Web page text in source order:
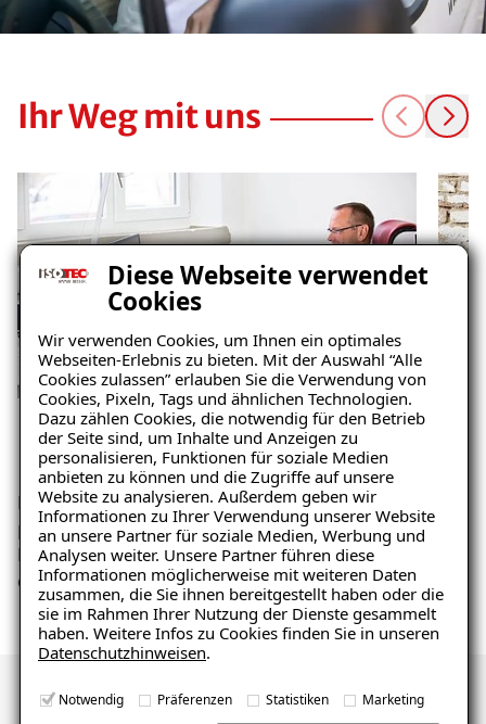
Diese Webseite verwendet
Cookies
Wir verwenden Cookies, um Ihnen ein optimales
Webseiten-Erlebnis zu bieten. Mit der Auswahl “Alle
Cookies zulassen” erlauben Sie die Verwendung von
Cookies, Pixeln, Tags und ähnlichen Technologien.
Dazu zählen Cookies, die notwendig für den Betrieb
der Seite sind, um Inhalte und Anzeigen zu
personalisieren, Funktionen für soziale Medien
anbieten zu können und die Zugriffe auf unsere
Website zu analysieren. Außerdem geben wir
Informationen zu Ihrer Verwendung unserer Website
an unsere Partner für soziale Medien, Werbung und
Analysen weiter. Unsere Partner führen diese
Informationen möglicherweise mit weiteren Daten
zusammen, die Sie ihnen bereitgestellt haben oder die
sie im Rahmen Ihrer Nutzung der Dienste gesammelt
haben. Weitere Infos zu Cookies finden Sie in unseren
Datenschutzhinweisen.
Notwendig Präferenzen Statistiken Marketing
Ihr Weg mit uns
01
Ihre Anfrage an ISOTEC
Nehmen Sie zu uns Kontakt auf. Ganz gleich ob
per Telefon oder online per Email oder
Kontaktformular. Gemeinsam vereinbaren wir
dann einen Vororttermin zur Schadensanalyse.